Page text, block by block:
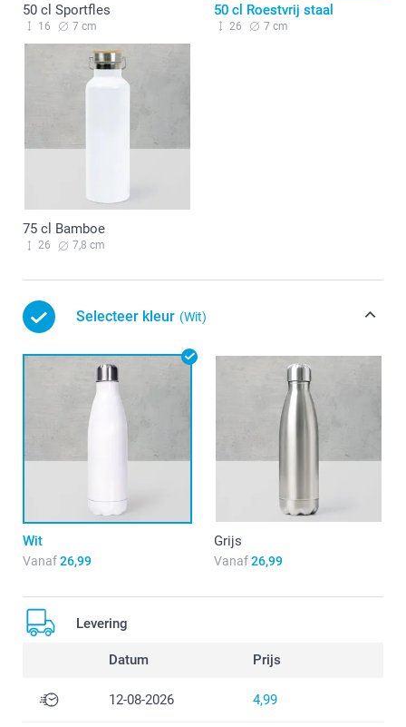
50 cl Sportfles
16 7 cm
50 cl Roestvrij staal
26 7 cm
75 cl Bamboe
26 7,8 cm
Selecteer kleur (Wit)
Wit
Vanaf26,99
Grijs
Vanaf26,99
Levering
Datum Prijs
12-08-2026 4,99